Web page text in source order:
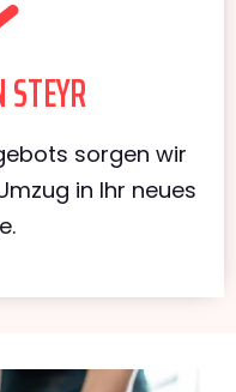
sorgen wir
in Ihr neues